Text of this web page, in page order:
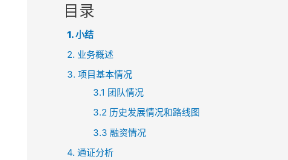
目录
1. 小结
2. 业务概述
3. 项目基本情况
3.1 团队情况
3.2 历史发展情况和路线图
3.3 融资情况
4. 通证分析